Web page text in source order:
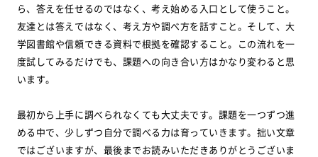
ら、答えを任せるのではなく、考え始める入口として使うこと。
友達とは答えではなく、考え方や調べ方を話すこと。そして、大
学図書館や信頼できる資料で根拠を確認すること。この流れを一
度試してみるだけでも、課題への向き合い方はかなり変わると思
います。
最初から上手に調べられなくても大丈夫です。課題を一つずつ進
める中で、少しずつ自分で調べる力は育っていきます。拙い文章
ではございますが、最後までお読みいただきありがとうございま